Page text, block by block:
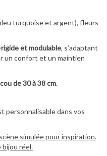
turquoise et argent), fleurs
et modulable, s’adaptant
un confort et un maintien
de 30 à 38 cm.
personnalisable dans vos
simulée pour inspiration.
réel.